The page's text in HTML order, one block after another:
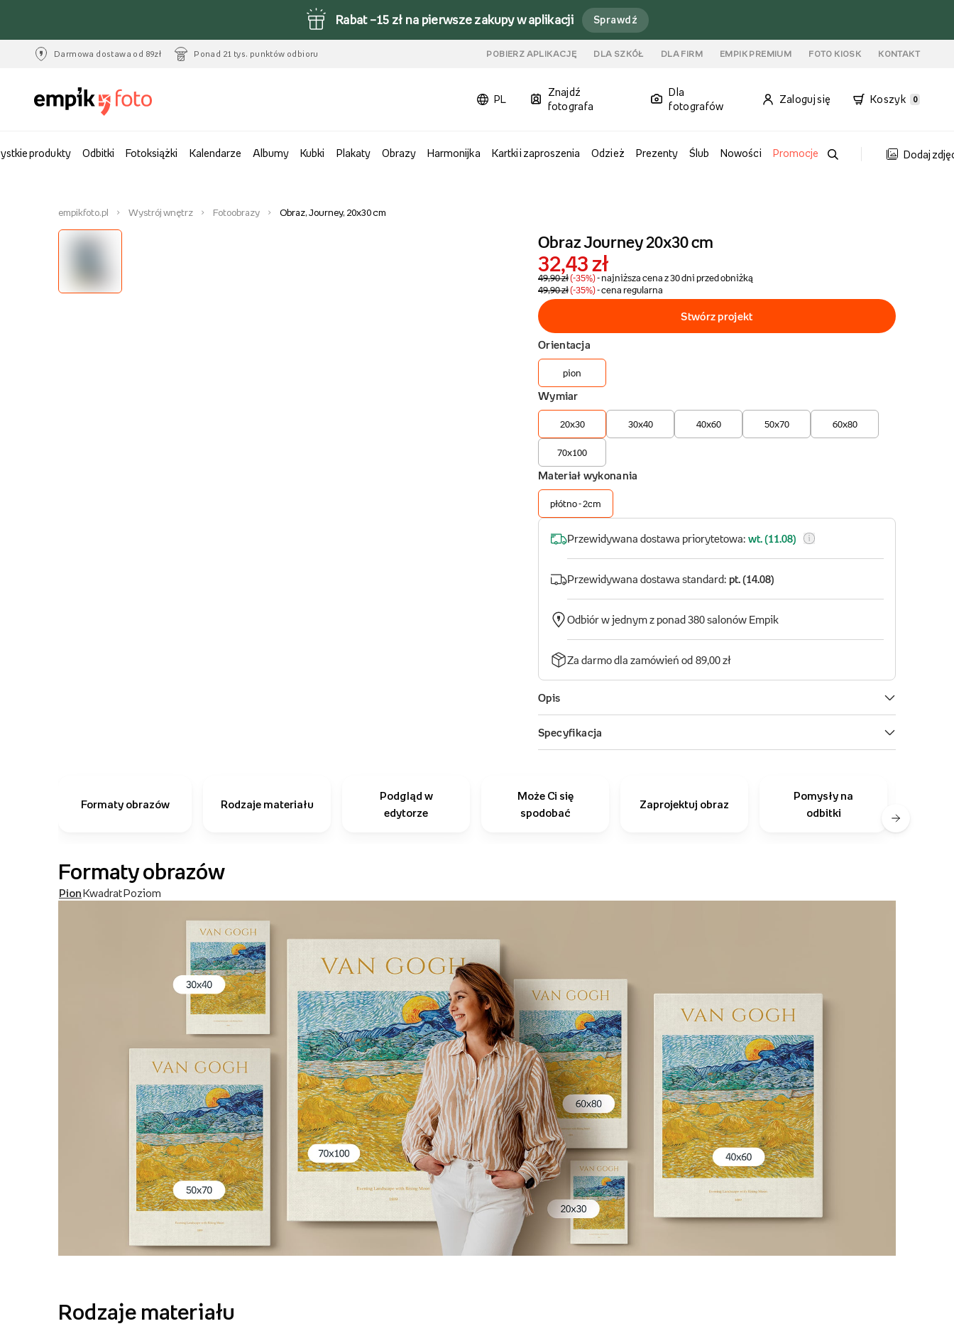
Rabat –15 zł na pierwsze zakupy w aplikacji Sprawdź
Darmowa dostawa od 89zł Ponad 21 tys. punktów odbioru POBIERZ APLIKACJĘ DLA SZKÓŁ DLA FIRM EMPIK PREMIUM FOTO KIOSK KONTAKT
PL
Znajdź
fotografa
Dla
fotografów
Zaloguj się Koszyk 0
produkty Odbitki Fotoksiążki Kalendarze Albumy Kubki Plakaty Obrazy Harmonijka Kartki i zaproszenia Odzież Prezenty Ślub Nowości Promocje Dodaj
empikfoto.pl Wystrój wnętrz Fotoobrazy Obraz, Journey, 20x30 cm
Formaty obrazów Rodzaje materiału
Podgląd w
edytorze
Może Ci się
spodobać
Zaprojektuj obraz
Pomysły na
odbitki
Formaty obrazów
PionKwadratPoziom
Rodzaje materiału